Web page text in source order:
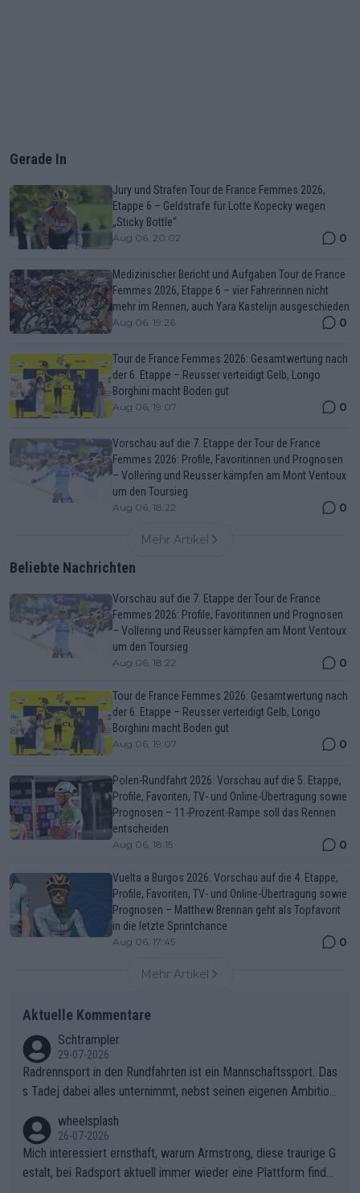
Gerade In
Jury und Strafen Tour de France Femmes 2026,
Etappe 6 – Geldstrafe für Lotte Kopecky wegen
„Sticky Bottle“
Aug 06, 20:02 0
Medizinischer Bericht und Aufgaben Tour de France
Femmes 2026, Etappe 6 – vier Fahrerinnen nicht
mehr im Rennen, auch Yara Kastelijn ausgeschieden
Aug 06, 19:26 0
Tour de France Femmes 2026: Gesamtwertung nach
der 6. Etappe – Reusser verteidigt Gelb, Longo
Borghini macht Boden gut
Aug 06, 19:07 0
Vorschau auf die 7. Etappe der Tour de France
Femmes 2026: Profile, Favoritinnen und Prognosen
– Vollering und Reusser kämpfen am Mont Ventoux
um den Toursieg
Aug 06, 18:22 0
Mehr Artikel
Beliebte Nachrichten
Vorschau auf die 7. Etappe der Tour de France
Femmes 2026: Profile, Favoritinnen und Prognosen
– Vollering und Reusser kämpfen am Mont Ventoux
um den Toursieg
Aug 06, 18:22 0
Tour de France Femmes 2026: Gesamtwertung nach
der 6. Etappe – Reusser verteidigt Gelb, Longo
Borghini macht Boden gut
Aug 06, 19:07 0
Polen-Rundfahrt 2026: Vorschau auf die 5. Etappe,
Profile, Favoriten, TV- und Online-Übertragung sowie
Prognosen – 11-Prozent-Rampe soll das Rennen
entscheiden
Aug 06, 18:15 0
Vuelta a Burgos 2026: Vorschau auf die 4. Etappe,
Profile, Favoriten, TV- und Online-Übertragung sowie
Prognosen – Matthew Brennan geht als Topfavorit
in die letzte Sprintchance
Aug 06, 17:45 0
Mehr Artikel
Aktuelle Kommentare
Schtrampler
29-07-2026
Radrennsport in den Rundfahrten ist ein Mannschaftssport. Das
s Tadej dabei alles unternimmt, nebst seinen eigenen Ambition
ganze Team auch mental stark zu machen und konkret am Erf
olg teilzuhaben, ist ihm ganz hoch anzurechnen. Das ist ein Zei
chen weit über den Radsport hinaus.
wheelsplash
26-07-2026
Mich interessiert ernsthaft, warum Armstrong, diese traurige G
estalt, bei Radsport aktuell immer wieder eine Plattform finde